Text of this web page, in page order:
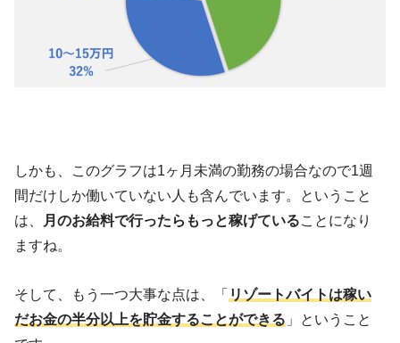
しかも、このグラフは1ヶ月未満の勤務の場合なので1週
間だけしか働いていない人も含んでいます。ということ
は、
月のお給料で行ったらもっと稼げていることになり
ますね。
そして、もう一つ大事な点は、「 リゾートバイトは稼い
だお金の半分以上を貯金することができる 」ということ